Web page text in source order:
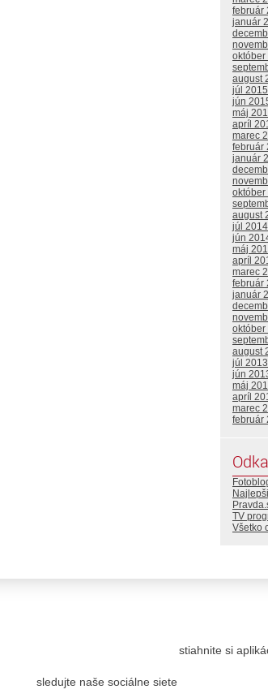
február
január
október
august
júl 2015
jún
máj
apríl
marec
február
január
október
august
júl 2014
jún
máj
apríl
marec
február
január
október
august
júl 2013
jún
máj
apríl
marec
február
TV
Všetko
sledujte naše sociálne siete
stiahnite si